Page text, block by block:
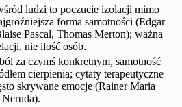
ludzi to poczucie izolacji mimo
forma samotności (Edgar
Pascal, Thomas Merton); ważna
nie ilość osób.
za czymś konkretnym, samotność
cierpienia; cytaty terapeutyczne
skrywane emocje (Rainer Maria